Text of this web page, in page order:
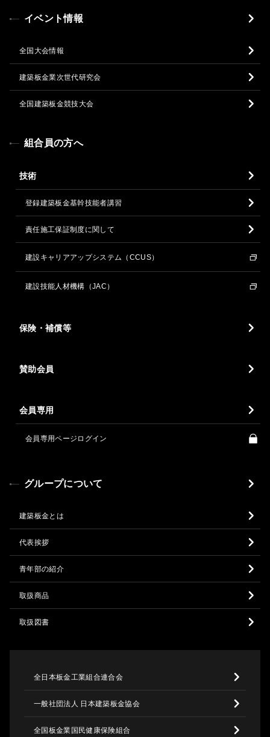
イベント情報
全国大会情報
建築板金業次世代研究会
全国建築板金競技大会
組合員の方へ
技術
登録建築板金基幹技能者講習
責任施工保証制度に関して
建設キャリアアップシステム（CCUS）
建設技能人材機構（JAC）
保険・補償等
賛助会員
会員専用
会員専用ページログイン
グループについて
建築板金とは
代表挨拶
青年部の紹介
取扱商品
取扱図書
全日本板金工業組合連合会
一般社団法人 日本建築板金協会
全国板金業国民健康保険組合